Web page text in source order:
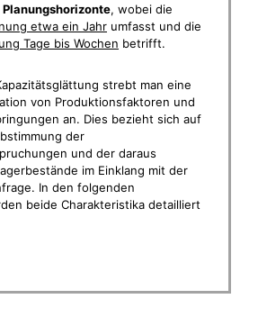
Planungshorizonte, wobei die
etwa ein Jahr umfasst und die
Tage bis Wochen betrifft.
strebt man eine
von Produktionsfaktoren und
an. Dies bezieht sich auf
der
und der daraus
im Einklang mit der
In den folgenden
beide Charakteristika detailliert